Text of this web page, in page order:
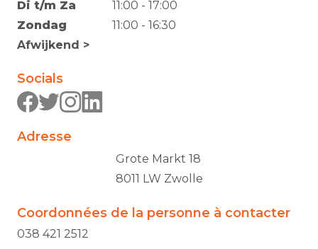
Di t/m Za
Zondag
Afwijkend >
11:00 - 17:00
11:00 - 16:30
Socials
Adresse
Grote Markt 18
8011 LW Zwolle
Coordonnées de la personne à contacter
038 421 2512